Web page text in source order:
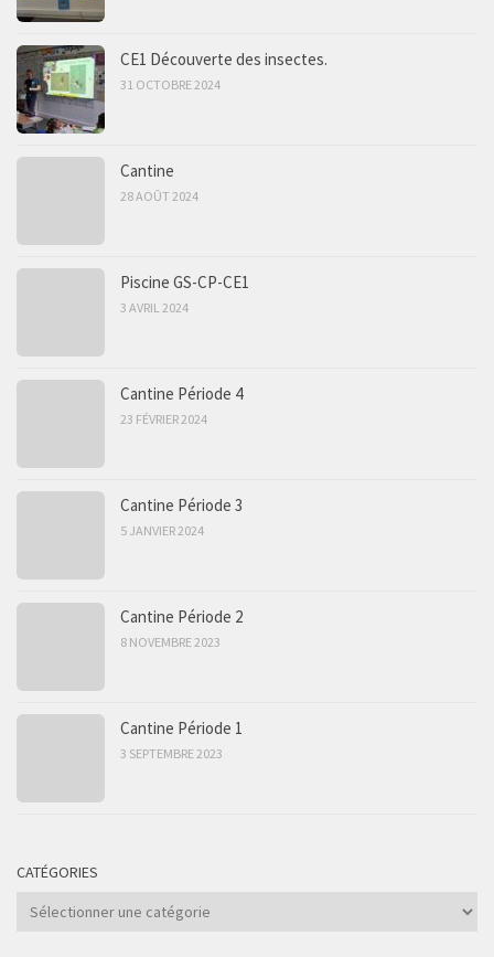
CE1 Découverte des insectes.
31 OCTOBRE 2024
Cantine
28 AOÛT 2024
Piscine GS-CP-CE1
3 AVRIL 2024
Cantine Période 4
23 FÉVRIER 2024
Cantine Période 3
5 JANVIER 2024
Cantine Période 2
8 NOVEMBRE 2023
Cantine Période 1
3 SEPTEMBRE 2023
CATÉGORIES
Catégories